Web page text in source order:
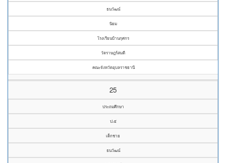
ธนวัฒน์
นิยม
โรงเรียนบ้านกุศกร
วัดราษฎร์สมดี
คณะจังหวัดอุบลราชธานี
25
ประถมศึกษา
ป.๕
เด็กชาย
ธนวัฒน์